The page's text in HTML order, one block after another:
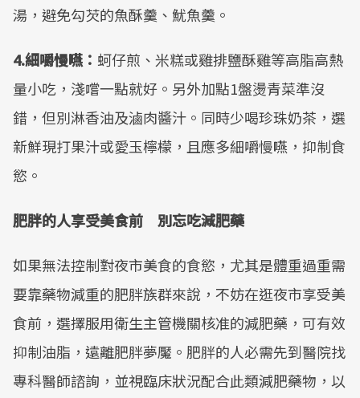
湯，避免勾芡的魚酥羹、魷魚羹。
4.細嚼慢嚥： 蚵仔煎、米糕或雞排鹽酥雞等高脂高熱
量小吃，淺嚐一點就好。另外加點1盤燙青菜準沒
錯，但別淋香油及滷肉醬汁。同時少喝珍珠奶茶，選
新鮮現打果汁或愛玉檸檬，且應多細嚼慢嚥，抑制食
慾。
肥胖的人享受美食前 別忘吃減肥藥
如果無法控制對夜市美食的食慾，尤其是體重過重需
要靠藥物減重的肥胖族群來說，不妨在逛夜市享受美
食前，選擇服用衛生主管機關核准的減肥藥，可有效
抑制油脂，遠離肥胖夢魘。肥胖的人必需先到醫院找
專科醫師諮詢，並視臨床狀況配合此類減肥藥物，以